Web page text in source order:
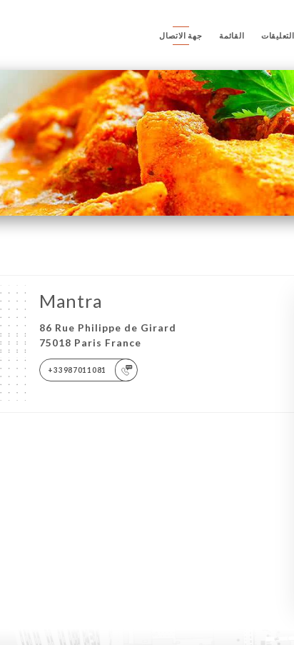
التعليقات القائمة جهة الاتصال
Mantra
86 Rue Philippe de Girard
75018 Paris France
+33987011081